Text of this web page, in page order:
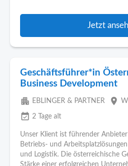
Jetzt
Geschäftsführer*in
Business Development
apartment EBLINGER & PARTNER place
event_available 2 Tage alt
Unser Klient ist führender
Betriebs- und
und Logistik. Die österreichische
Stärke einer erfolgreichen